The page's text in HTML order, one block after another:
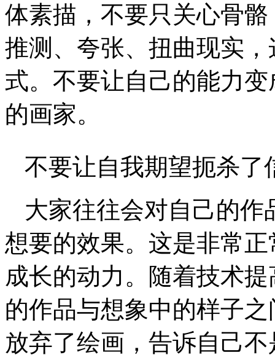
体素描，不要只关心骨
推测、夸张、扭曲现实
式。不要让自己的能力
的画家。
不要让自我期望扼杀了
大家往往会对自己的
想要的效果。这是非常
成长的动力。随着技术
的作品与想象中的样子
放弃了绘画，告诉自己